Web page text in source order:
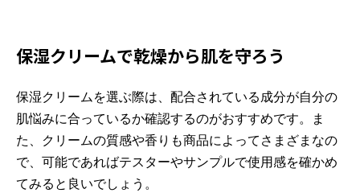
保湿クリームで乾燥から肌を守ろう
保湿クリームを選ぶ際は、配合されている成分が自分の
肌悩みに合っているか確認するのがおすすめです。ま
た、クリームの質感や香りも商品によってさまざまなの
で、可能であればテスターやサンプルで使用感を確かめ
てみると良いでしょう。